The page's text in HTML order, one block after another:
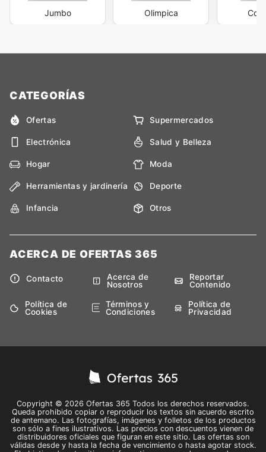
Jumbo Olimpica
CATEGORÍAS
Ofertas Supermercados
Electrónica Salud y Belleza
Hogar Moda
Herramientas y jardinería Deporte
Infancia Otros
ACERCA DE OFERTAS 365
Contacto
Acerca de
Nosotros
Reportar
Contenido
Política de
Cookies
Términos y
Condiciones
Política de
Privacidad
Copyright © 2026 Ofertas 365 Todos los derechos reservados.
Queda prohibido copiar o reproducir los textos sin acuerdo escrito
de antemano. Las fotografías, imágenes y folletos de los productos
son sólo a fines ilustrativos. Las precios con descuentos vienen de
distribuidores oficiales que figuran en este sitio. Las ofertas son
válidas desde y hasta la fecha de vencimiento o hasta agotar stock.